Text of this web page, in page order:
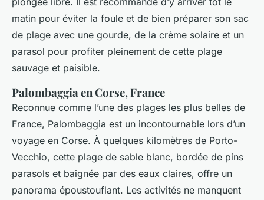
matin pour éviter la foule et de bien préparer son sac
de plage avec une gourde, de la crème solaire et un
parasol pour profiter pleinement de cette plage
sauvage et paisible.
Palombaggia en Corse, France
Reconnue comme l’une des plages les plus belles de
France, Palombaggia est un incontournable lors d’un
voyage en Corse. À quelques kilomètres de Porto-
Vecchio, cette plage de sable blanc, bordée de pins
parasols et baignée par des eaux claires, offre un
panorama époustouflant. Les activités ne manquent